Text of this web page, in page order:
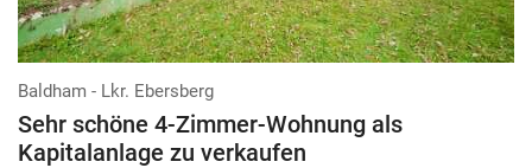
Baldham - Lkr. Ebersberg
Sehr schöne 4-Zimmer-Wohnung als
Kapitalanlage zu verkaufen